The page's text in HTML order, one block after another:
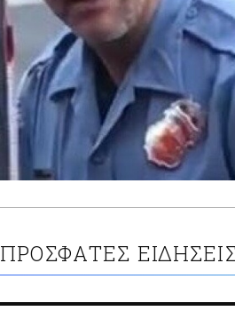
ΠΡΟΣΦΑΤΕΣ